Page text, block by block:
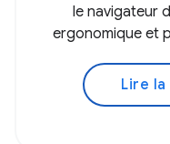
le navigateur
ergonomique et
Lire